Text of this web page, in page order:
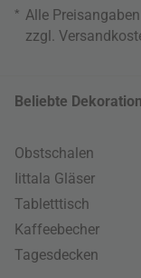
* Alle
zzgl.
Beliebte
Obstschalen
Iittala Gläser
Tabletttisch
Kaffeebecher
Tagesdecken